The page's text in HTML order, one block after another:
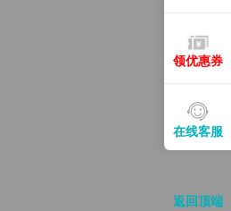
领优惠券
在线客服
返回顶端